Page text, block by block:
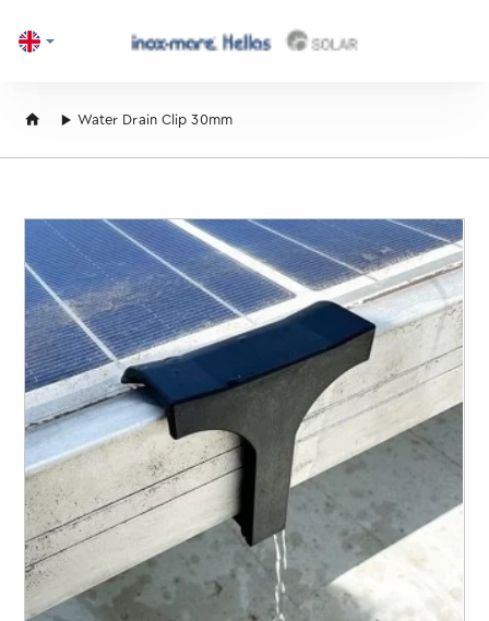
homeWater Drain Clip 30mm